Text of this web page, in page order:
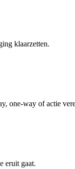
klaarzetten.
one-way of actie
eruit gaat.